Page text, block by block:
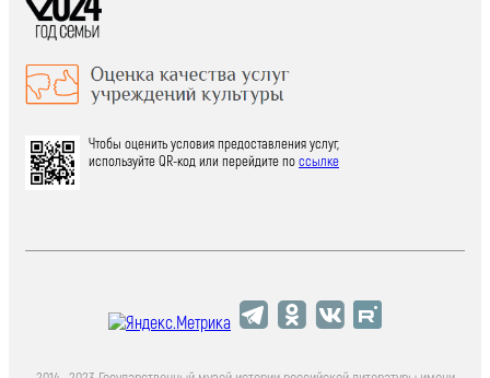
Чтобы оценить условия предоставления услуг,
используйте QR-код или перейдите поссылке